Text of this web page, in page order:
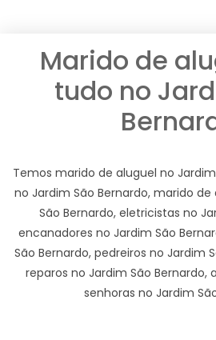
Marido de
tudo no
Temos marido de aluguel no
no Jardim São Bernardo, marido
São Bernardo, eletricistas no
encanadores no Jardim São
São Bernardo, pedreiros no Jardim
reparos no Jardim São
senhoras no Jardim